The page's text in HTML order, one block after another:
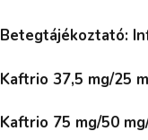
Betegtájékoztató:
Kaftrio 37,5 mg/25
Kaftrio 75 mg/50